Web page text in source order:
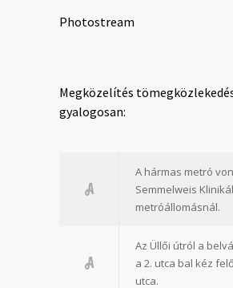
Photostream
Megközelítés
gyalogosan:
A hármas metró
Semmelweis
metróállomásnál.
Az Üllői útról a
a 2. utca bal kéz
utca.